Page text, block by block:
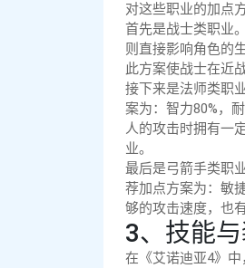
对这些职业的加点
首先是战士类职业
则直接影响角色的
此方案使战士在近
接下来是法师类职
案为：智力80%，
人的攻击时拥有一
业。
最后是弓箭手类职
荐加点方案为：敏
够的攻击速度，也
3、技能
在《艾诺迪亚4》